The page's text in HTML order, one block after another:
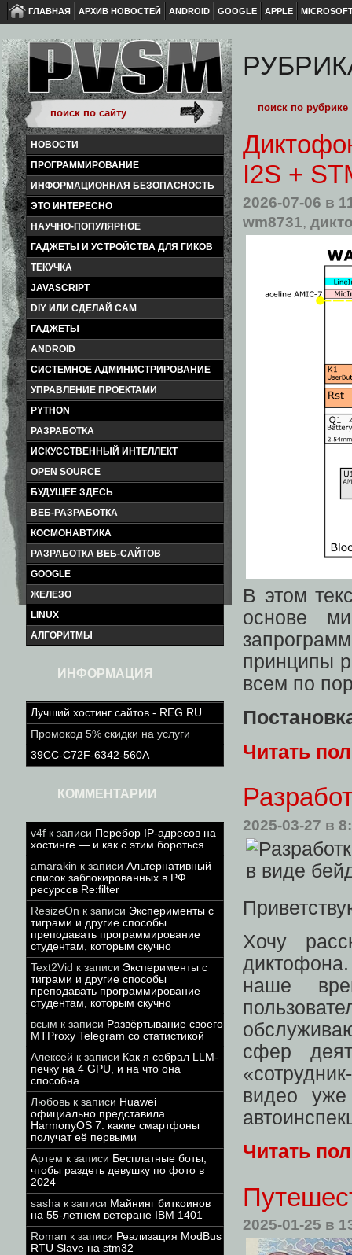
ГЛАВНАЯ АРХИВ НОВОСТЕЙ ANDROID GOOGLE APPLE
НОВОСТИ
ПРОГРАММИРОВАНИЕ
ИНФОРМАЦИОННАЯ БЕЗОПАСНОСТЬ
ЭТО ИНТЕРЕСНО
НАУЧНО-ПОПУЛЯРНОЕ
ГАДЖЕТЫ И УСТРОЙСТВА ДЛЯ ГИКОВ
ТЕКУЧКА
JAVASCRIPT
DIY ИЛИ СДЕЛАЙ САМ
ГАДЖЕТЫ
ANDROID
СИСТЕМНОЕ АДМИНИСТРИРОВАНИЕ
УПРАВЛЕНИЕ ПРОЕКТАМИ
PYTHON
РАЗРАБОТКА
ИСКУССТВЕННЫЙ ИНТЕЛЛЕКТ
OPEN SOURCE
БУДУЩЕЕ ЗДЕСЬ
ВЕБ-РАЗРАБОТКА
КОСМОНАВТИКА
РАЗРАБОТКА ВЕБ-САЙТОВ
GOOGLE
ЖЕЛЕЗО
LINUX
АЛГОРИТМЫ
ИНФОРМАЦИЯ
Лучший хостинг сайтов - REG.RU
Промокод 5% скидки на услуги
39CC-C72F-6342-560A
КОММЕНТАРИИ
v4f к записи Перебор IP-адресов на
хостинге — и как с этим бороться
amarakin к записи Альтернативный
список заблокированных в РФ
ресурсов Re:filter
ResizeOn к записи Эксперименты с
тиграми и другие способы
преподавать программирование
студентам, которым скучно
Text2Vid к записи Эксперименты с
тиграми и другие способы
преподавать программирование
студентам, которым скучно
всым к записи Развёртывание своего
MTProxy Telegram со статистикой
Алексей к записи Как я собрал LLM-
печку на 4 GPU, и на что она
способна
Любовь к записи Huawei
официально представила
HarmonyOS 7: какие смартфоны
получат её первыми
Артем к записи Бесплатные боты,
чтобы раздеть девушку по фото в
2024
sasha к записи Майнинг биткоинов
на 55-летнем ветеране IBM 1401
Roman к записи Реализация ModBus
RTU Slave на stm32
I2S +
2026-07-06 в
wm8731,
В этом
основе
принципы
всем по
Читать
2025-03-27 в
Хочу
наше
сфер
видео
Читать
2025-01-25 в